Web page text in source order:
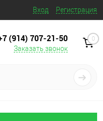
Вход Регистрация
(914) 707‒21‒50
Заказать звонок
0